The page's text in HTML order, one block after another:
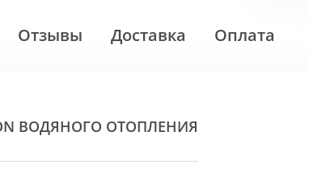
Отзывы Доставка Оплата
ВОДЯНОГО ОТОПЛЕНИЯ